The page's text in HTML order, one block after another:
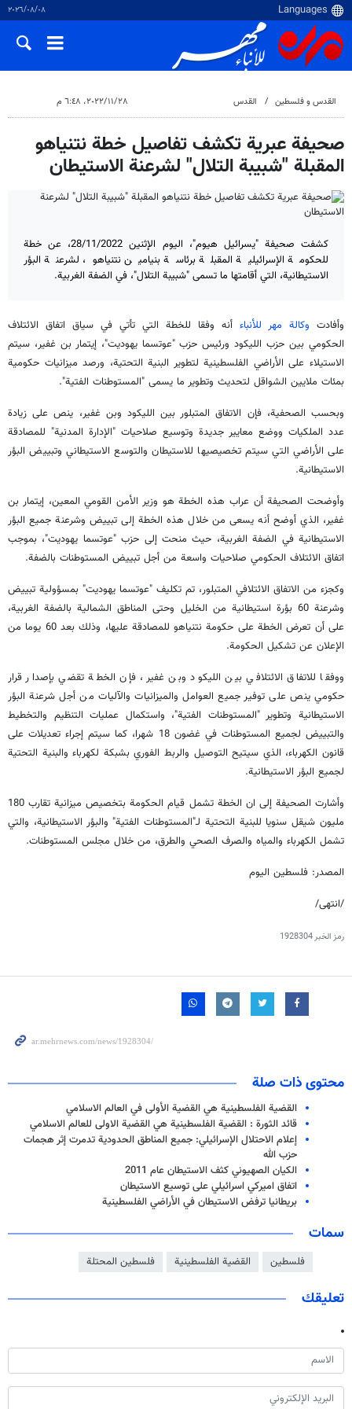
٠٨‏/٠٨‏/٢٠٢٦
القدس و فلسطین القدس ٢٨‏/١١‏/٢٠٢٢، ٦:٤٨ م
صحيفة عبرية تكشف تفاصيل خطة نتنياهو
المقبلة "شبيبة التلال" لشرعنة الاستيطان
كشفت صحيفة "يسرائيل هيوم"، اليوم الإثنين 28/11/2022، عن خطة
للحكومة الإسرائيلية المقبلة برئاسة بنيامين نتنياهو، لشرعنة البؤر
الاستيطانية، التي أقامتها ما تسمى "شبيبة التلال"، في الضفة الغربية.
وأفادت وكالة مهر للأنباء أنه وفقا للخطة التي تأتي في سياق اتفاق الائتلاف
الحكومي بين حزب الليكود ورئيس حزب "عوتسما يهوديت"، إيتمار بن غفير، سيتم
الاستيلاء على الأراضي الفلسطينية لتطوير البنية التحتية، ورصد ميزانيات حكومية
بمئات ملايين الشواقل لتحديث وتطوير ما يسمى "المستوطنات الفتية".
وبحسب الصحفية، فإن الاتفاق المتبلور بين الليكود وبن غفير، ينص على زيادة
عدد الملكيات ووضع معايير جديدة وتوسيع صلاحيات "الإدارة المدنية" للمصادقة
على الأراضي التي سيتم تخصيصيها للاستيطان والتوسع الاستيطاني وتبييض البؤر
الاستيطانية.
وأوضحت الصحيفة أن عراب هذه الخطة هو وزير الأمن القومي المعين، إيتمار بن
غفير، الذي أوضح أنه يسعى من خلال هذه الخطة إلى تبييض وشرعنة جميع البؤر
الاستيطانية في الضفة الغربية، حيث منحت إلى حزب "عوتسما يهوديت"، بموجب
اتفاق الائتلاف الحكومي صلاحيات واسعة من أجل تبييض المستوطنات بالضفة.
وكجزء من الاتفاق الائتلافي المتبلور، تم تكليف "عوتسما يهوديت" بمسؤولية تبييض
وشرعنة 60 بؤرة استيطانية من الخليل وحتى المناطق الشمالية بالضفة الغربية،
على أن تعرض الخطة على حكومة نتنياهو للمصادقة عليها، وذلك بعد 60 يوما من
الإعلان عن تشكيل الحكومة.
ووفقا للاتفاق الائتلافي بين الليكود وبن غفير، فإن الخطة تقضي بإصدار قرار
حكومي ينص على توفير جميع العوامل والميزانيات والآليات من أجل شرعنة البؤر
الاستيطانية وتطوير "المستوطنات الفتية"، واستكمال عمليات التنظيم والتخطيط
والتبييض لجميع المستوطنات في غضون 18 شهرا، كما سيتم إجراء تعديلات على
قانون الكهرباء، الذي سيتيح التوصيل والربط الفوري بشبكة لكهرباء والبنية التحتية
لجميع البؤر الاستيطانية.
وأشارت الصحيفة إلى ان الخطة تشمل قيام الحكومة بتخصيص ميزانية تقارب 180
مليون شيقل سنويا للبنية التحتية لـ"المستوطنات الفتية" والبؤر الاستيطانية، والتي
تشمل الكهرباء والمياه والصرف الصحي والطرق، من خلال مجلس المستوطنات.
المصدر: فلسطين اليوم
/انتهى/
رمز الخبر1928304
محتوى ذات صلة
القضية الفلسطينية هي القضية الأولى في العالم الاسلامي
قائد الثورة : القضية الفلسطينية هي القضية الاولى للعالم الاسلامي
إعلام الاحتلال الإسرائيلي: جميع المناطق الحدودية تدمرت إثر هجمات
حزب الله
الكيان الصهيوني كثف الاستيطان عام 2011
اتفاق اميركي اسرائيلي على توسيع الاستيطان
بريطانيا ترفض الاستيطان في الأراضي الفلسطينية
سمات
فلسطين القضية الفلسطينية فلسطين المحتلة
تعليقك